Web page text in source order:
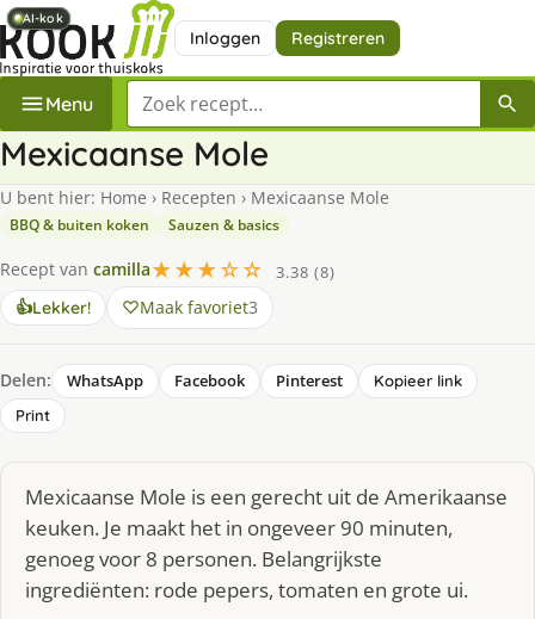
Inloggen Registreren
Menu Zoek een recept
Mexicaanse Mole
U bent hier: Home › Recepten › Mexicaanse Mole
BBQ & buiten koken Sauzen & basics
Recept van camilla★★★☆☆
3.38 (8)
👍Lekker! Maak favoriet3
Delen: WhatsApp Facebook Pinterest
Kopieer link
Print
Mexicaanse Mole is een gerecht uit de Amerikaanse
keuken. Je maakt het in ongeveer 90 minuten,
genoeg voor 8 personen. Belangrijkste
ingrediënten: rode pepers, tomaten en grote ui.
AI-kok
AI-kok
AI-kok